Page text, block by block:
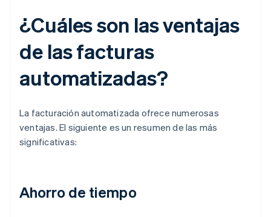
¿Cuáles son las ventajas
de las facturas
automatizadas?
La facturación automatizada ofrece numerosas
ventajas. El siguiente es un resumen de las más
significativas:
Ahorro de tiempo